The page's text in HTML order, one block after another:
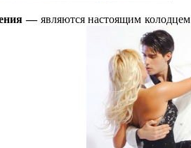
—являются настоящим